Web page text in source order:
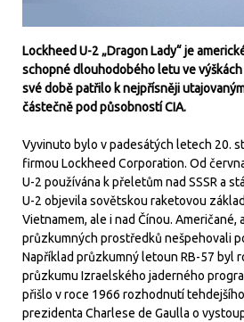
Lockheed U-2 „Dragon Lady“ je
schopné dlouhodobého letu ve
své době patřilo k nejpřísněji
částečně pod působností CIA.
Vyvinuto bylo v padesátých letech 20.
firmou Lockheed Corporation. Od
U-2 používána k přeletům nad SSSR a
U-2 objevila sovětskou raketovou
Vietnamem, ale i nad Čínou. Američané,
průzkumných prostředků nešpehovali
Například průzkumný letoun RB-57 byl
průzkumu Izraelského jaderného
přišlo v roce 1966 rozhodnutí
prezidenta Charlese de Gaulla o